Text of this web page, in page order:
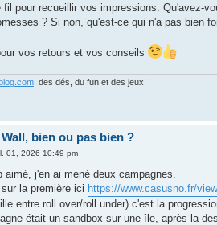
fil pour recueillir vos impressions. Qu'avez-
? Si non, qu'est-ce qui n'a pas bien
vos retours et vos conseils
: des dés, du fun et des jeux!
bien ou pas bien ?
01, 2026 10:49 pm
aimé, j'en ai mené deux campagnes.
la première ici https://www.casusno.fr/
entre roll over/roll under) c'est la
était un sandbox sur une île, après la